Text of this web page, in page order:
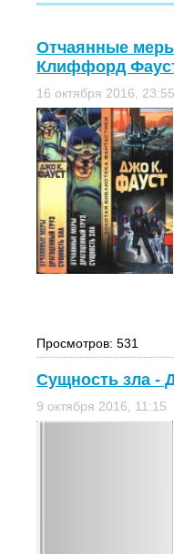
Отчаянные
Клиффорд
16 октября 2016, 23:55
Просмотров: 531
Сущность зла -
9 октября 2016, 11:15